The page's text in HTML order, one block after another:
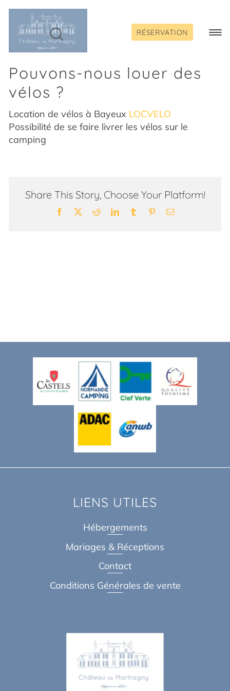
Passer
contenu
RÉSERVATION
Pouvons-nous louer des
vélos ?
Location de vélos à Bayeux LOCVELO
Possibilité de se faire livrer les vélos sur le
camping
Share This Story, Choose Your Platform!
Facebook RedditLinkedInTumblr PinterestEmail
LIENS UTILES
Hébergements
Mariages & Réceptions
Contact
Conditions Générales de vente